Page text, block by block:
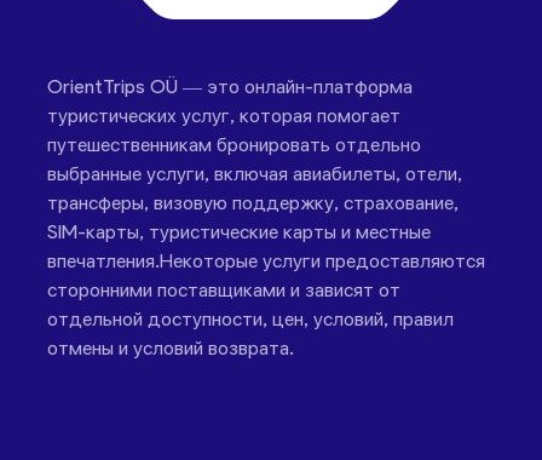
OrientTrips OÜ — это онлайн-платформа
туристических услуг, которая помогает
путешественникам бронировать отдельно
выбранные услуги, включая авиабилеты, отели,
трансферы, визовую поддержку, страхование,
SIM-карты, туристические карты и местные
впечатления.Некоторые услуги предоставляются
сторонними поставщиками и зависят от
отдельной доступности, цен, условий, правил
отмены и условий возврата.